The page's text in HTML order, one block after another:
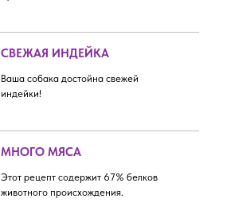
СВЕЖАЯ ИНДЕЙКА
Ваша собака достойна свежей
индейки!
МНОГО МЯСА
Этот рецепт содержит 67% белков
животного происхождения.